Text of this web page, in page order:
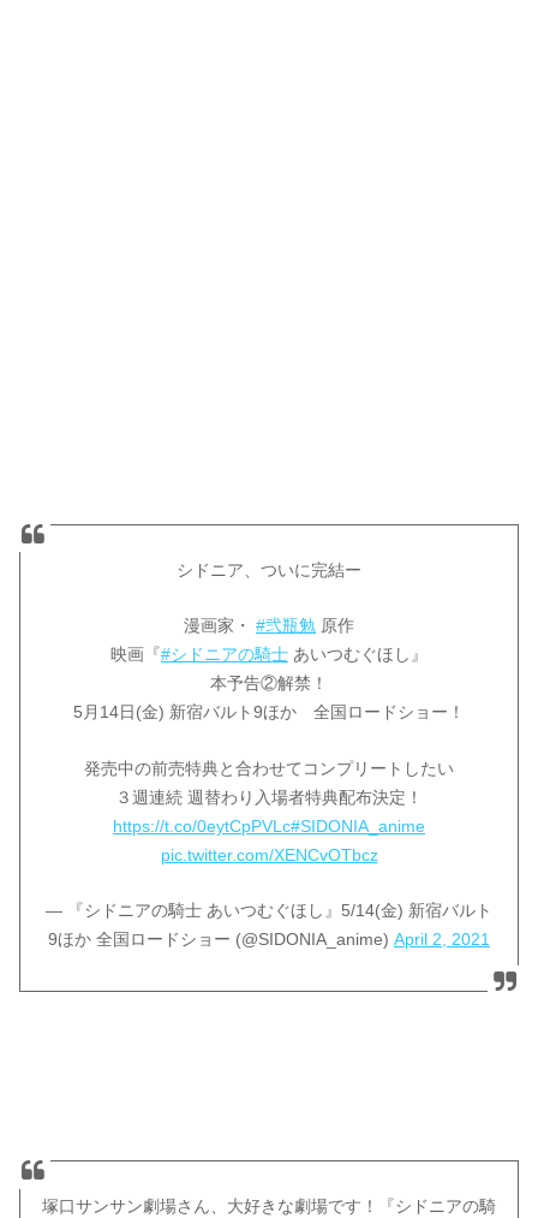
シドニア、ついに完結ー
漫画家・ #弐瓶勉 原作
映画『#シドニアの騎士 あいつむぐほし』
本予告②解禁！
5月14日(金) 新宿バルト9ほか 全国ロードショー！
発売中の前売特典と合わせてコンプリートしたい
３週連続 週替わり入場者特典配布決定！
https://t.co/0eytCpPVLc#SIDONIA_anime
pic.twitter.com/XENCvOTbcz
— 『シドニアの騎士 あいつむぐほし』5/14(金) 新宿バルト
9ほか 全国ロードショー (@SIDONIA_anime) April 2, 2021
塚口サンサン劇場さん、大好きな劇場です！『シドニアの騎